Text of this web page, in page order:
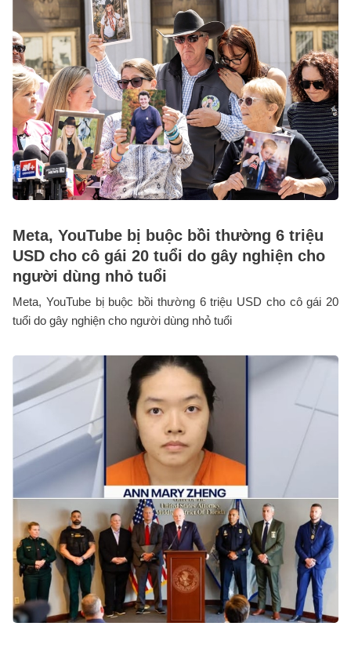
Meta, YouTube bị buộc bồi thường 6 triệu
USD cho cô gái 20 tuổi do gây nghiện cho
người dùng nhỏ tuổi
Meta, YouTube bị buộc bồi thường 6 triệu USD cho cô gái 20
tuổi do gây nghiện cho người dùng nhỏ tuổi